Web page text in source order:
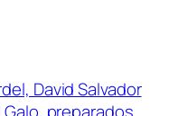
David Salvador